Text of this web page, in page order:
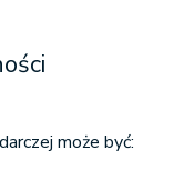
może być: